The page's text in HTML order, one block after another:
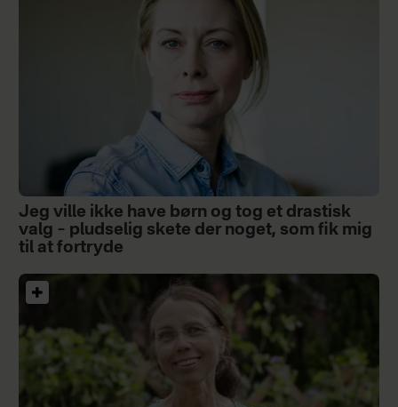
Jeg ville ikke have børn og tog et drastisk
valg – pludselig skete der noget, som fik mig
til at fortryde